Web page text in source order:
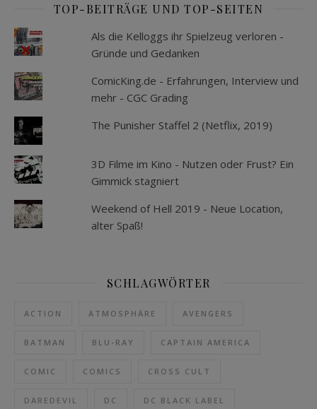
TOP-BEITRÄGE UND TOP-SEITEN
Als die Kelloggs ihr Spielzeug verloren -
Gründe und Gedanken
ComicKing.de - Erfahrungen, Interview und
mehr - CGC Grading
The Punisher Staffel 2 (Netflix, 2019)
3D Filme im Kino - Nutzen oder Frust? Ein
Gimmick stagniert
Weekend of Hell 2019 - Neue Location,
alter Spaß!
SCHLAGWÖRTER
ACTION ATMOSPHÄRE AVENGERS
BATMAN BLU-RAY CAPTAIN AMERICA
COMIC COMICS CROSS CULT
DAREDEVIL DC DC BLACK LABEL